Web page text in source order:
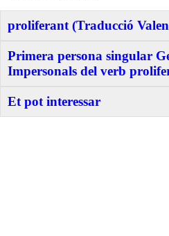
proliferant (Traducció
Primera persona singular
Impersonals del verb
Et pot interessar